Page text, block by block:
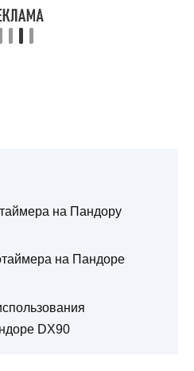
на Пандору
на Пандоре
DX90